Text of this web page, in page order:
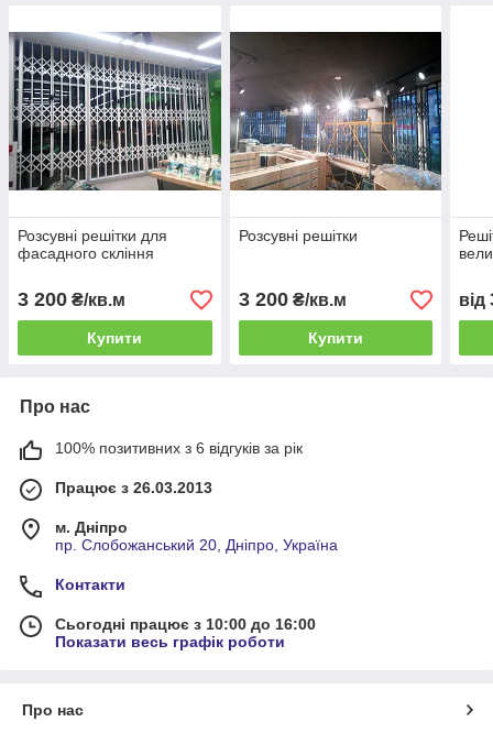
Розсувні решітки для
фасадного скління
3 200 ₴/кв.м
Купити
Розсувні решітки
3 200₴/кв.м
Купити
від
Про нас
100% позитивних з 6 відгуків за рік
Працює з 26.03.2013
м. Дніпро
пр. Слобожанський 20, Дніпро, Україна
Контакти
Сьогодні працює з 10:00 до 16:00
Показати весь графік роботи
Про нас